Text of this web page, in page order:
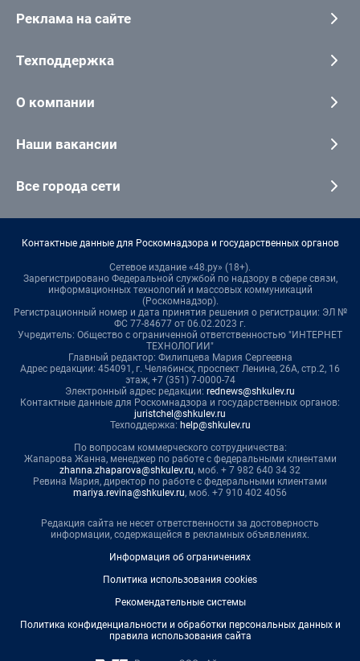
Реклама на сайте
Техподдержка
О компании
Наши вакансии
Все города сети
Контактные данные для Роскомнадзора и государственных органов
Сетевое издание «48.ру» (18+).
Зарегистрировано Федеральной службой по надзору в сфере связи,
информационных технологий и массовых коммуникаций
(Роскомнадзор).
Регистрационный номер и дата принятия решения о регистрации: ЭЛ №
ФС 77-84677 от 06.02.2023 г.
Учредитель: Общество с ограниченной ответственностью "ИНТЕРНЕТ
ТЕХНОЛОГИИ"
Главный редактор: Филипцева Мария Сергеевна
Адрес редакции: 454091, г. Челябинск, проспект Ленина, 26А, стр.2, 16
этаж, +7 (351) 7-0000-74
Электронный адрес редакции: rednews@shkulev.ru
Контактные данные для Роскомнадзора и государственных органов:
juristchel@shkulev.ru
Техподдержка: help@shkulev.ru
По вопросам коммерческого сотрудничества:
Жапарова Жанна, менеджер по работе с федеральными клиентами
zhanna.zhaparova@shkulev.ru, моб. + 7 982 640 34 32
Ревина Мария, директор по работе с федеральными клиентами
mariya.revina@shkulev.ru, моб. +7 910 402 4056
Редакция сайта не несет ответственности за достоверность
информации, содержащейся в рекламных объявлениях.
Информация об ограничениях
Политика использования cookies
Рекомендательные системы
Политика конфиденциальности и обработки персональных данных и
правила использования сайта